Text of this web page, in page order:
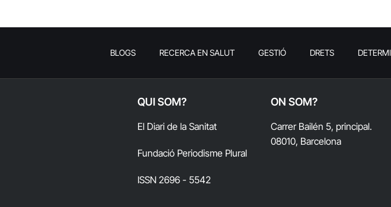
BLOGS RECERCA EN SALUT GESTIÓ DRETS
QUI SOM?
El Diari de la Sanitat
Fundació Periodisme Plural
ISSN 2696 - 5542
ON SOM?
Carrer Bailén 5, principal.
08010, Barcelona